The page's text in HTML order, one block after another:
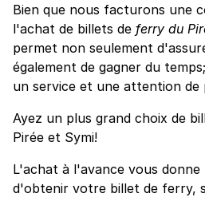
Bien que nous facturons une
l'achat de billets de ferry du
permet non seulement
également de gagner du
un service et une attention de
Ayez un plus grand choix de
Pirée et Symi!
L'achat à l'avance vous
d'obtenir votre billet de ferry,